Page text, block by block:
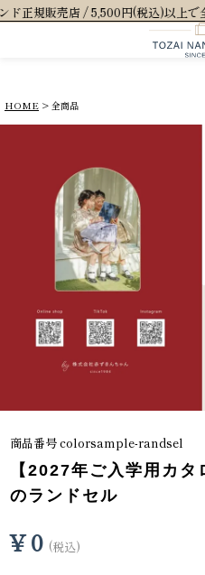
売店 / 5,500円(税込)以上で全国送
HOME 全商品
商品番号colorsample-randsel
【2027年ご入学用カ
のランドセル
¥0 税込